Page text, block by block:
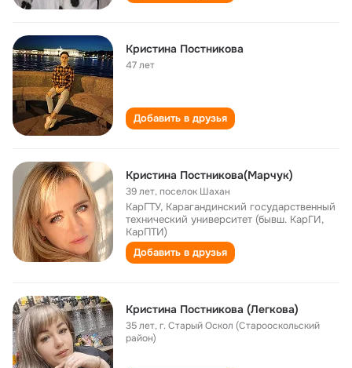
Кристина Постникова
47 лет
Добавить в друзья
Кристина Постникова(Марчук)
39 лет,поселок Шахан
КарГТУ, Карагандинский государственный
технический университет (бывш. КарГИ,
КарПТИ)
Добавить в друзья
Кристина Постникова (Легкова)
35 лет,г. Старый Оскол (Старооскольский
район)